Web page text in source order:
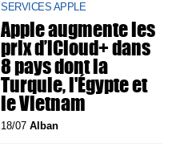
SERVICES APPLE
Apple augmente les
prix d’iCloud+ dans
8 pays dont la
Turquie, l'Égypte et
le Vietnam
18/07Alban